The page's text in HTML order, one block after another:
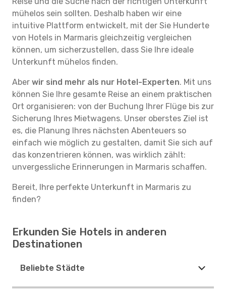
mühelos sein sollten. Deshalb haben wir eine
intuitive Plattform entwickelt, mit der Sie Hunderte
von Hotels in Marmaris gleichzeitig vergleichen
können, um sicherzustellen, dass Sie Ihre ideale
Unterkunft mühelos finden.
Aber wir sind mehr als nur Hotel-Experten. Mit uns
können Sie Ihre gesamte Reise an einem praktischen
Ort organisieren: von der Buchung Ihrer Flüge bis zur
Sicherung Ihres Mietwagens. Unser oberstes Ziel ist
es, die Planung Ihres nächsten Abenteuers so
einfach wie möglich zu gestalten, damit Sie sich auf
das konzentrieren können, was wirklich zählt:
unvergessliche Erinnerungen in Marmaris schaffen.
Bereit, Ihre perfekte Unterkunft in Marmaris zu
finden?
Erkunden Sie Hotels in anderen
Destinationen
Beliebte Städte